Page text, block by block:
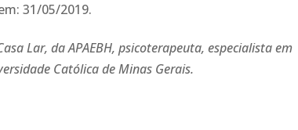
31/05/2019.
Lar, da APAEBH, psicoterapeuta, especialista em
Católica de Minas Gerais.